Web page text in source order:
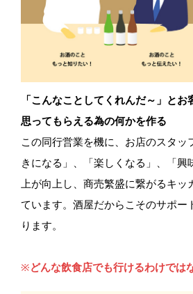
「こんなことしてくれんだ～」とお
思ってもらえる為の何かを作る
この同行営業を機に、お店のスタッ
きになる」、「楽しくなる」、「興
上が向上し、商売繁盛に繋がるキッ
ています。酒屋だからこそのサポー
ります。
※どんな飲食店でも行けるわけでは